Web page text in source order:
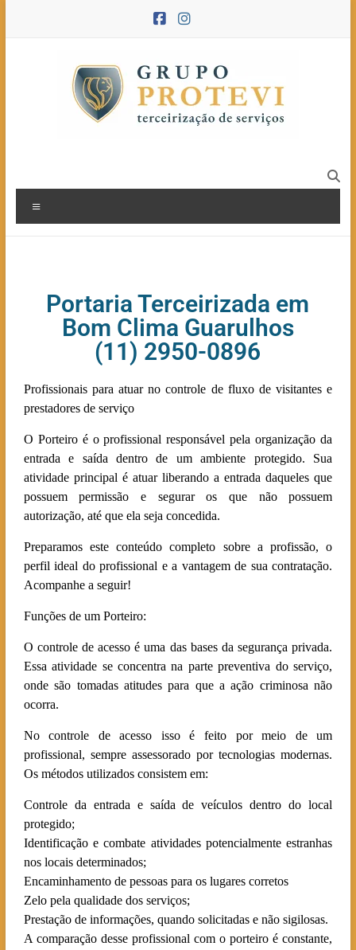
Portaria Terceirizada em
Bom Clima Guarulhos
(11) 2950-0896
Profissionais para atuar no controle de fluxo de visitantes e
prestadores de serviço
O Porteiro é o profissional responsável pela organização da
entrada e saída dentro de um ambiente protegido. Sua
atividade principal é atuar liberando a entrada daqueles que
possuem permissão e segurar os que não possuem
autorização, até que ela seja concedida.
Preparamos este conteúdo completo sobre a profissão, o
perfil ideal do profissional e a vantagem de sua contratação.
Acompanhe a seguir!
Funções de um Porteiro:
O controle de acesso é uma das bases da segurança privada.
Essa atividade se concentra na parte preventiva do serviço,
onde são tomadas atitudes para que a ação criminosa não
ocorra.
No controle de acesso isso é feito por meio de um
profissional, sempre assessorado por tecnologias modernas.
Os métodos utilizados consistem em:
Controle da entrada e saída de veículos dentro do local
protegido;
Identificação e combate atividades potencialmente estranhas
nos locais determinados;
Encaminhamento de pessoas para os lugares corretos
Zelo pela qualidade dos serviços;
Prestação de informações, quando solicitadas e não sigilosas.
A comparação desse profissional com o porteiro é constante,